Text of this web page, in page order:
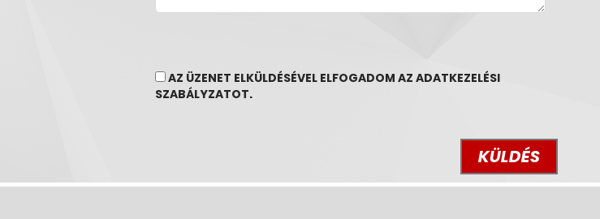
AZ ÜZENET ELKÜLDÉSÉVEL ELFOGADOM AZADATKEZELÉSI
SZABÁLYZATOT.